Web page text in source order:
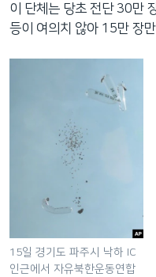
이 단체는 당초 전단 30만
등이 여의치 않아 15만 장
15일 경기도 파주시 낙하 IC
인근에서 자유북한운동연합